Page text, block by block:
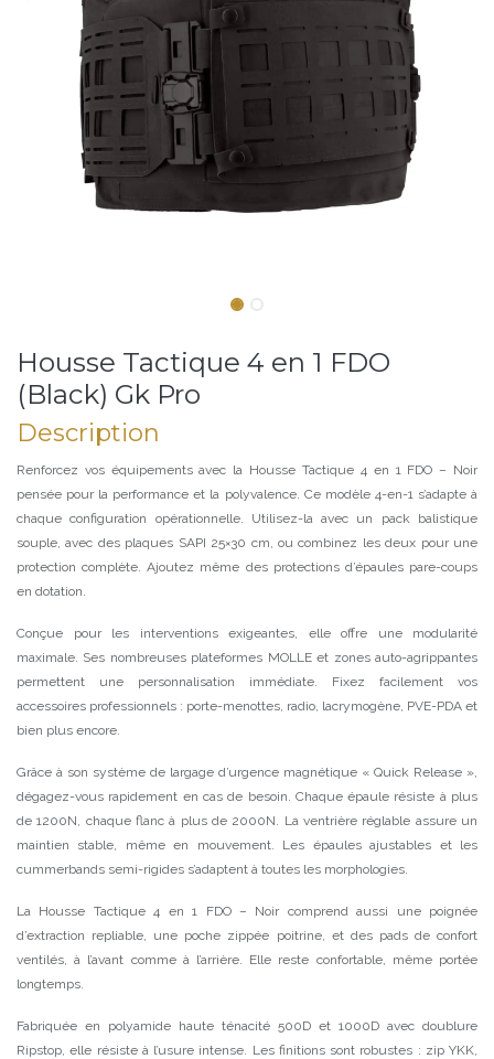
Housse Tactique 4 en 1 FDO
(Black) Gk Pro
Description
Renforcez vos équipements avec la Housse Tactique 4 en 1 FDO – Noir
pensée pour la performance et la polyvalence. Ce modèle 4-en-1 s’adapte à
chaque configuration opérationnelle. Utilisez-la avec un pack balistique
souple, avec des plaques SAPI 25×30 cm, ou combinez les deux pour une
protection complète. Ajoutez même des protections d’épaules pare-coups
en dotation.
Conçue pour les interventions exigeantes, elle offre une modularité
maximale. Ses nombreuses plateformes MOLLE et zones auto-agrippantes
permettent une personnalisation immédiate. Fixez facilement vos
accessoires professionnels : porte-menottes, radio, lacrymogène, PVE-PDA et
bien plus encore.
Grâce à son système de largage d’urgence magnétique « Quick Release »,
dégagez-vous rapidement en cas de besoin. Chaque épaule résiste à plus
de 1200N, chaque flanc à plus de 2000N. La ventrière réglable assure un
maintien stable, même en mouvement. Les épaules ajustables et les
cummerbands semi-rigides s’adaptent à toutes les morphologies.
La Housse Tactique 4 en 1 FDO – Noir comprend aussi une poignée
d’extraction repliable, une poche zippée poitrine, et des pads de confort
ventilés, à l’avant comme à l’arrière. Elle reste confortable, même portée
longtemps.
Fabriquée en polyamide haute ténacité 500D et 1000D avec doublure
Ripstop, elle résiste à l’usure intense. Les finitions sont robustes : zip YKK,